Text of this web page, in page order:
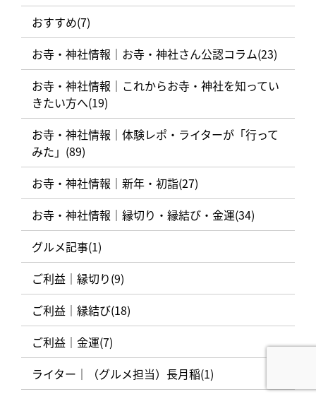
おすすめ(7)
お寺・神社情報｜お寺・神社さん公認コラム(23)
お寺・神社情報｜これからお寺・神社を知ってい
きたい方へ(19)
お寺・神社情報｜体験レポ・ライターが「行って
みた」(89)
お寺・神社情報｜新年・初詣(27)
お寺・神社情報｜縁切り・縁結び・金運(34)
グルメ記事(1)
ご利益｜縁切り(9)
ご利益｜縁結び(18)
ご利益｜金運(7)
ライター｜（グルメ担当）長月稲(1)